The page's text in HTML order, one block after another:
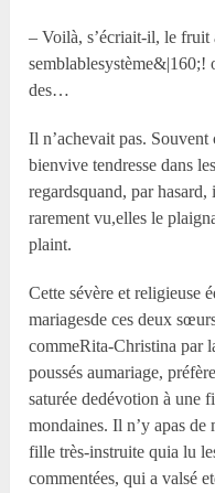
– Voilà, s’écriait-il, le fruit
semblablesystème&|160;!
des…
Il n’achevait pas.
bienvive tendresse dans
regardsquand, par
rarement vu,elles le
plaint.
Cette sévère et religieuse
mariagesde ces deux
commeRita-Christina par
poussés aumariage,
saturée dedévotion à une
mondaines. Il n’y apas
fille très-instruite quia lu
commentées, qui a valsé